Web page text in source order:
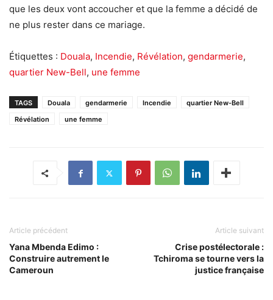
que les deux vont accoucher et que la femme a décidé de
ne plus rester dans ce mariage.
Étiquettes : Douala, Incendie, Révélation, gendarmerie,
quartier New-Bell, une femme
TAGS Douala gendarmerie Incendie
quartier New-Bell
Révélation
une femme
Article précédent
Yana Mbenda Edimo :
Construire autrement le
Cameroun
Article suivant
Crise postélectorale :
Tchiroma se tourne vers la
justice française